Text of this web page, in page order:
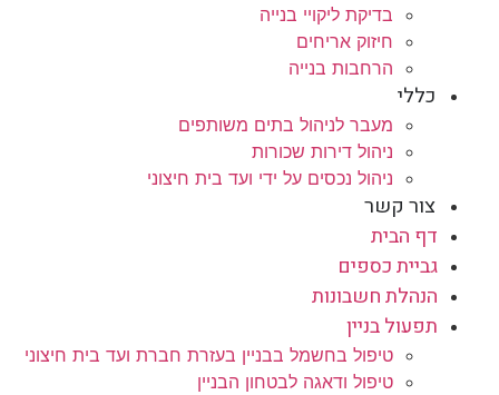
בדיקת ליקויי בנייה
חיזוק אריחים
הרחבות בנייה
כללי
מעבר לניהול בתים משותפים
ניהול דירות שכורות
ניהול נכסים על ידי ועד בית חיצוני
צור קשר
דף הבית
גביית כספים
הנהלת חשבונות
תפעול בניין
טיפול בחשמל בבניין בעזרת חברת ועד בית חיצוני
טיפול ודאגה לבטחון הבניין